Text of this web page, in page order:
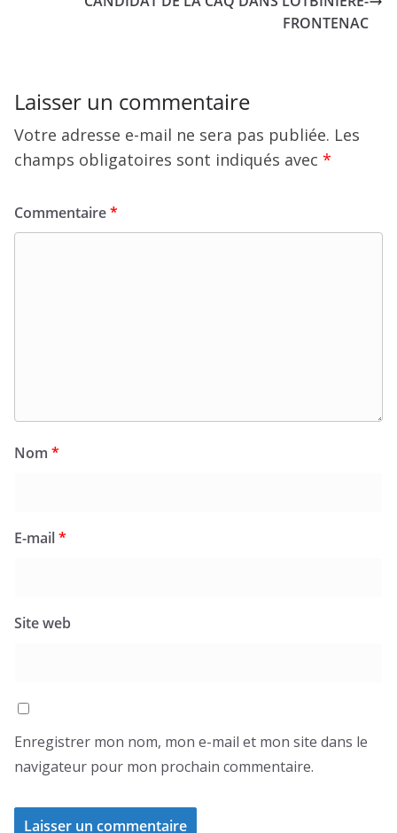
FRONTENAC
Laisser un commentaire
Votre adresse e-mail ne sera pas publiée. Les
champs obligatoires sont indiqués avec *
Commentaire*
Nom *
E-mail*
Site web
Enregistrer mon nom, mon e-mail et mon site dans le
navigateur pour mon prochain commentaire.